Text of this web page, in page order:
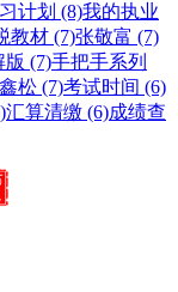
计划 (8)我的执业
教材 (7)张敬富 (7)
版 (7)手把手系列
松 (7)考试时间 (6)
汇算清缴 (6)成绩查